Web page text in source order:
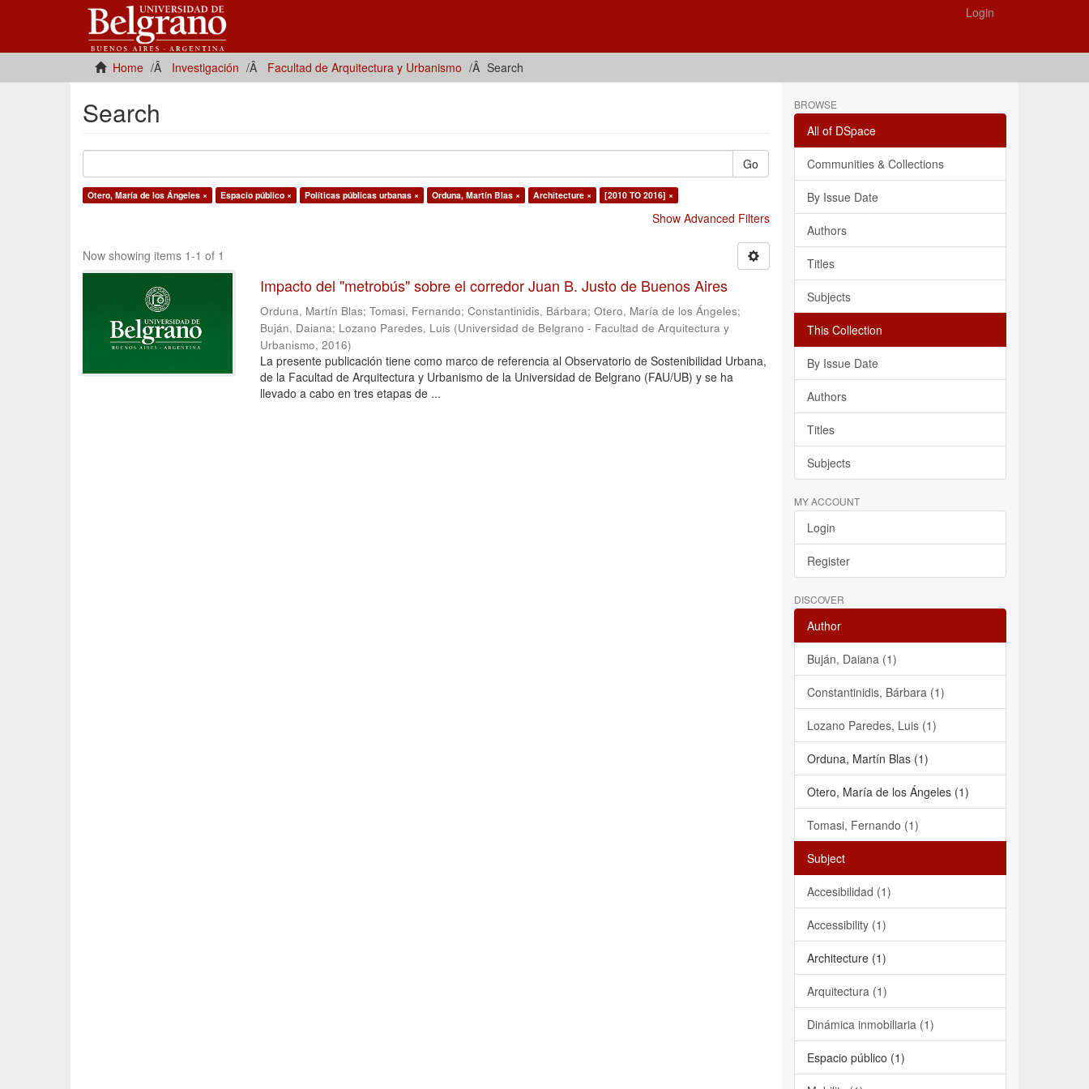
Login
Home Investigación Facultad de Arquitectura y Urbanismo Search
Search
Go
Otero, María de los Ángeles × Espacio público × Políticas públicas urbanas × Orduna, Martín Blas × Architecture × [2010 TO 2016] ×
Show Advanced Filters
Now showing items 1-1 of 1
Impacto del "metrobús" sobre el corredor Juan B. Justo de Buenos Aires
Orduna, Martín Blas;Tomasi, Fernando;Constantinidis, Bárbara;Otero, María de los Ángeles;
Buján, Daiana; Lozano Paredes, Luis (Universidad de Belgrano - Facultad de Arquitectura y
Urbanismo,2016)
La presente publicación tiene como marco de referencia al Observatorio de Sostenibilidad Urbana,
de la Facultad de Arquitectura y Urbanismo de la Universidad de Belgrano (FAU/UB) y se ha
llevado a cabo en tres etapas de ...
BROWSE
All of DSpace
Communities & Collections
By Issue Date
Authors
Titles
Subjects
This Collection
By Issue Date
Authors
Titles
Subjects
MY ACCOUNT
Login
Register
DISCOVER
Author
Buján, Daiana (1)
Constantinidis, Bárbara (1)
Lozano Paredes, Luis (1)
Orduna, Martín Blas (1)
Otero, María de los Ángeles (1)
Tomasi, Fernando (1)
Subject
Accesibilidad (1)
Accessibility (1)
Architecture (1)
Arquitectura (1)
Dinámica inmobiliaria (1)
Espacio público (1)